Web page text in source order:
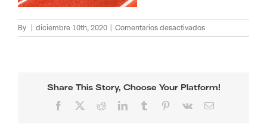
By diciembre 10th, 2020 Comentarios desactivadosen
lysander-
Share This Story, Choose Your Platform!
Facebook RedditLinkedInTumblr Pinterest
Vk Email